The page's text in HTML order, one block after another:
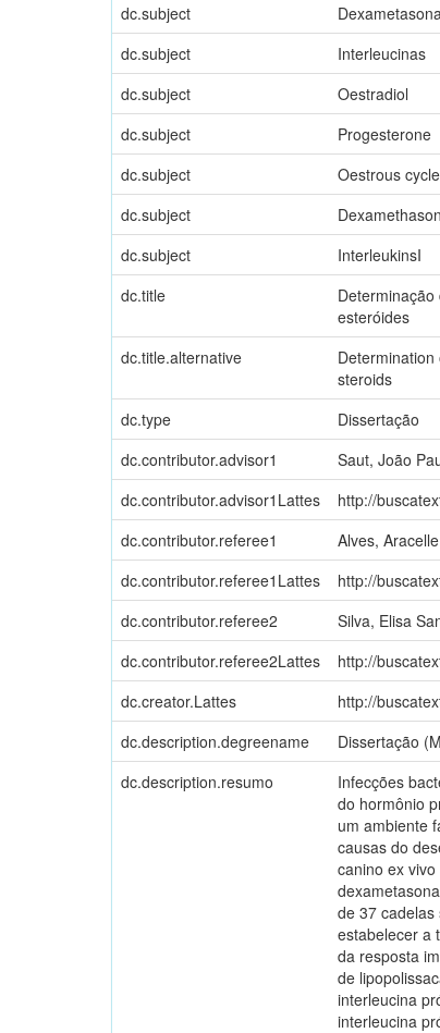
dc.subject
Dexametasona
dc.subject
Interleucinas
dc.subject
Oestradiol
dc.subject
Progesterone
dc.subject
Oestrous cycle
dc.subject
dc.subject
InterleukinsI
dc.title
esteróides
dc.title.alternative
steroids
dc.type Dissertação
dc.contributor.advisor1
Saut, João
dc.contributor.advisor1Lattes
http://
dc.contributor.referee1
Alves,
dc.contributor.referee1Lattes
http://
dc.contributor.referee2
Silva, Elisa
dc.contributor.referee2Lattes
http://
dc.creator.Lattes
http://
dc.description.degreename
Dissertação
dc.description.resumo
Infecções
do hormônio
um ambiente
causas do
canino ex
de 37
estabelecer a
da resposta
de
interleucina
interleucina